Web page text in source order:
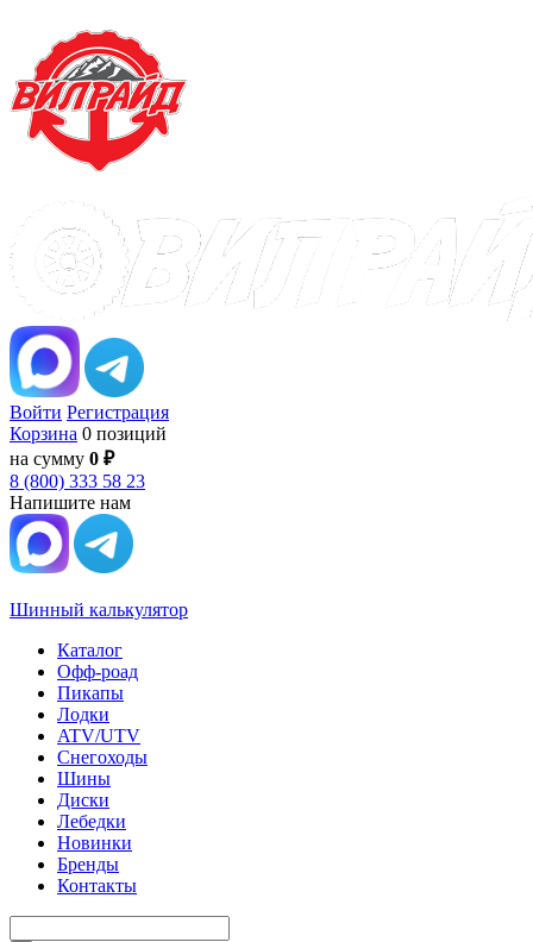
Войти Регистрация
Корзина 0 позиций
на сумму 0 ₽
8 (800) 333 58 23
Напишите нам
Шинный калькулятор
Каталог
Офф-роад
Пикапы
Лодки
ATV/UTV
Снегоходы
Шины
Диски
Лебедки
Новинки
Бренды
Контакты